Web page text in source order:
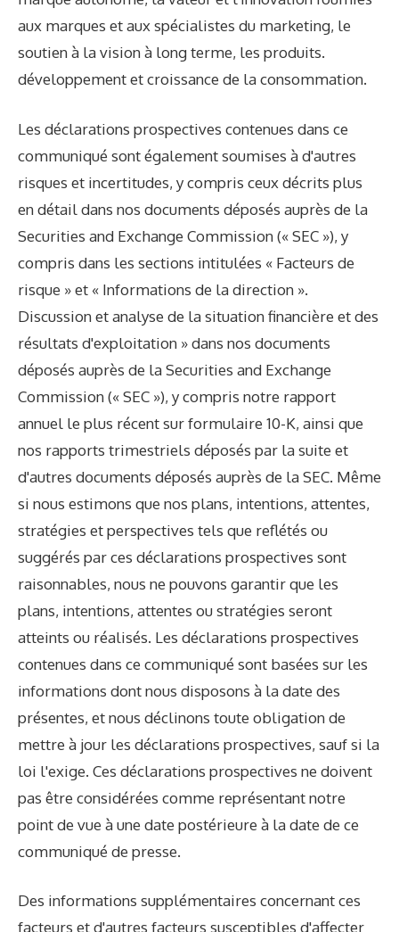
aux marques et aux spécialistes du marketing, le
soutien à la vision à long terme, les produits.
développement et croissance de la consommation.
Les déclarations prospectives contenues dans ce
communiqué sont également soumises à d'autres
risques et incertitudes, y compris ceux décrits plus
en détail dans nos documents déposés auprès de la
Securities and Exchange Commission (« SEC »), y
compris dans les sections intitulées « Facteurs de
risque » et « Informations de la direction ».
Discussion et analyse de la situation financière et des
résultats d'exploitation » dans nos documents
déposés auprès de la Securities and Exchange
Commission (« SEC »), y compris notre rapport
annuel le plus récent sur formulaire 10-K, ainsi que
nos rapports trimestriels déposés par la suite et
d'autres documents déposés auprès de la SEC. Même
si nous estimons que nos plans, intentions, attentes,
stratégies et perspectives tels que reflétés ou
suggérés par ces déclarations prospectives sont
raisonnables, nous ne pouvons garantir que les
plans, intentions, attentes ou stratégies seront
atteints ou réalisés. Les déclarations prospectives
contenues dans ce communiqué sont basées sur les
informations dont nous disposons à la date des
présentes, et nous déclinons toute obligation de
mettre à jour les déclarations prospectives, sauf si la
loi l'exige. Ces déclarations prospectives ne doivent
pas être considérées comme représentant notre
point de vue à une date postérieure à la date de ce
communiqué de presse.
Des informations supplémentaires concernant ces
facteurs et d'autres facteurs susceptibles d'affecter